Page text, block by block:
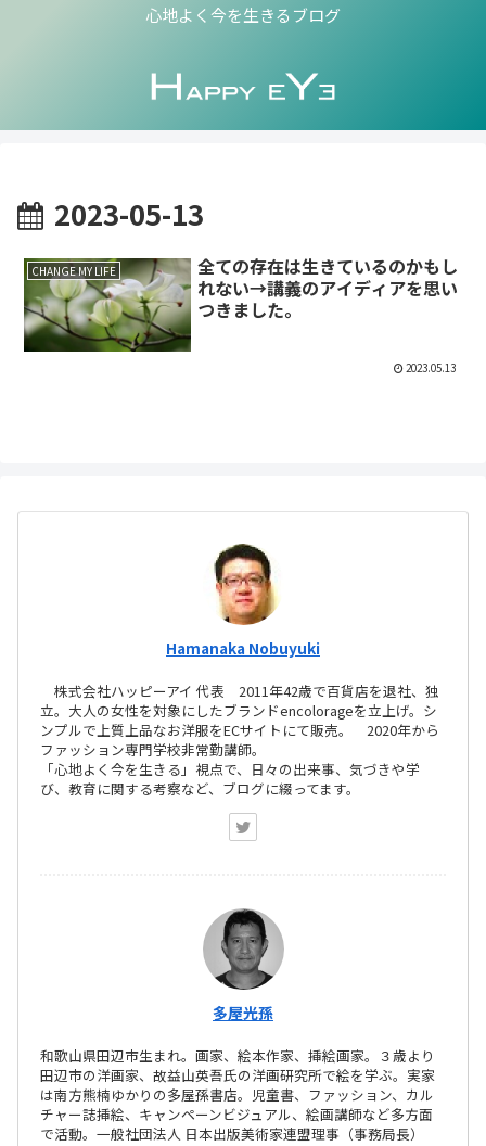
心地よく今を生きるブログ
2023-05-13
CHANGE MY LIFE
全ての存在は生きているのかもし
れない→講義のアイディアを思い
つきました。
2023.05.13
Hamanaka Nobuyuki
株式会社ハッピーアイ 代表 2011年42歳で百貨店を退社、独
立。大人の女性を対象にしたブランドencolorageを立上げ。シ
ンプルで上質上品なお洋服をECサイトにて販売。 2020年から
ファッション専門学校非常勤講師。
「心地よく今を生きる」視点で、日々の出来事、気づきや学
び、教育に関する考察など、ブログに綴ってます。
多屋光孫
和歌山県田辺市生まれ。画家、絵本作家、挿絵画家。３歳より
田辺市の洋画家、故益山英吾氏の洋画研究所で絵を学ぶ。実家
は南方熊楠ゆかりの多屋孫書店。児童書、ファッション、カル
チャー誌挿絵、キャンペーンビジュアル、絵画講師など多方面
で活動。一般社団法人 日本出版美術家連盟理事（事務局長）